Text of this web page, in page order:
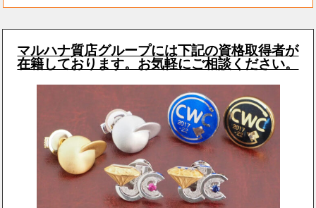
マルハナ質店グループには下記の資格取得者が
在籍しております。お気軽にご相談ください。